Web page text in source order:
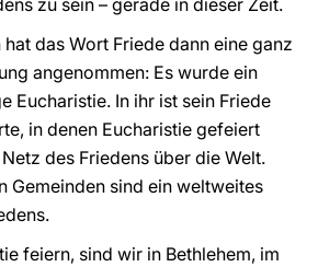
zu sein – gerade in dieser Zeit.
das Wort Friede dann eine ganz
angenommen: Es wurde ein
Eucharistie. In ihr ist sein Friede
in denen Eucharistie gefeiert
des Friedens über die Welt.
Gemeinden sind ein weltweites
feiern, sind wir in Bethlehem, im